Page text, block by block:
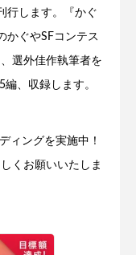
行します。『かぐ
かぐやSFコンテス
選外佳作執筆者を
、収録します。
ィングを実施中！
くお願いいたしま